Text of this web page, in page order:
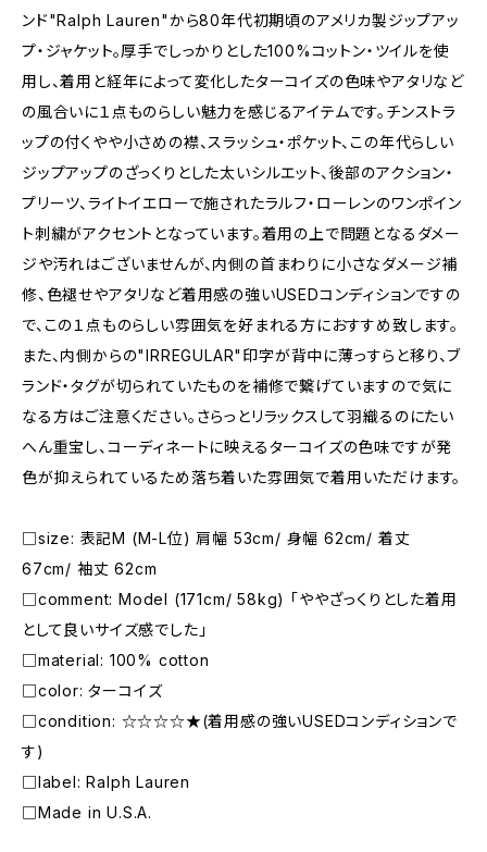
ンド"Ralph Lauren"から80年代初期頃のアメリカ製ジップアッ
プ・ジャケット。厚手でしっかりとした100%コットン・ツイルを使
用し、着用と経年によって変化したターコイズの色味やアタリなど
の風合いに１点ものらしい魅力を感じるアイテムです。チンストラ
ップの付くやや小さめの襟、スラッシュ・ポケット、この年代らしい
ジップアップのざっくりとした太いシルエット、後部のアクション・
プリーツ、ライトイエローで施されたラルフ・ローレンのワンポイン
ト刺繍がアクセントとなっています。着用の上で問題となるダメー
ジや汚れはございませんが、内側の首まわりに小さなダメージ補
修、色褪せやアタリなど着用感の強いUSEDコンディションですの
で、この１点ものらしい雰囲気を好まれる方におすすめ致します。
また、内側からの"IRREGULAR"印字が背中に薄っすらと移り、ブ
ランド・タグが切られていたものを補修で繋げていますので気に
なる方はご注意ください。さらっとリラックスして羽織るのにたい
へん重宝し、コーディネートに映えるターコイズの色味ですが発
色が抑えられているため落ち着いた雰囲気で着用いただけます。
□size: 表記M (M-L位) 肩幅 53cm/ 身幅 62cm/ 着丈
67cm/ 袖丈 62cm
□comment: Model (171cm/ 58kg) 「ややざっくりとした着用
として良いサイズ感でした」
□material: 100% cotton
□color: ターコイズ
□condition: ☆☆☆☆★(着用感の強いUSEDコンディションで
す)
□label: Ralph Lauren
□Made in U.S.A.